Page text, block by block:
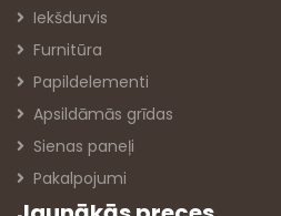
Iekšdurvis
Furnitūra
Papildelementi
Apsildāmās grīdas
Sienas paneļi
Pakalpojumi